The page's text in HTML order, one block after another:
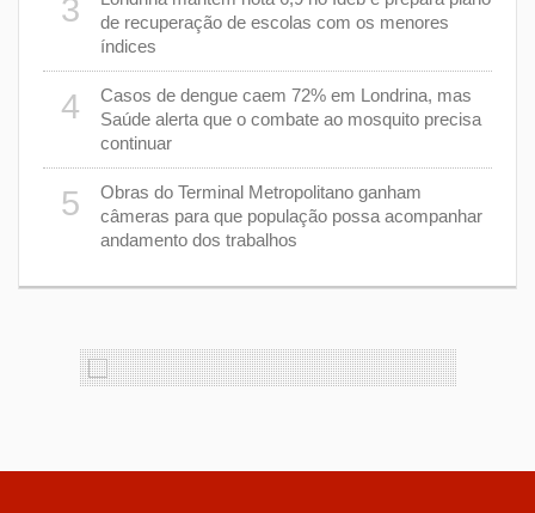
3
de recuperação de escolas com os menores
índices
4
Casos de dengue caem 72% em Londrina, mas
Saúde alerta que o combate ao mosquito precisa
continuar
5
Obras do Terminal Metropolitano ganham
câmeras para que população possa acompanhar
andamento dos trabalhos